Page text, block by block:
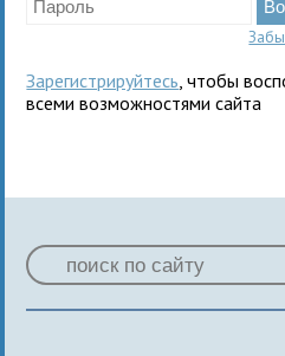
Зарегистрируйтесь , чтобы
всеми возможностями сайта